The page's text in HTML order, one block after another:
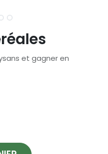
et gagner en